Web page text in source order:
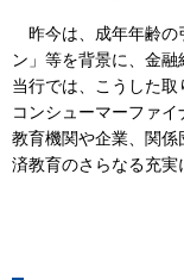
昨今は、成年年齢の
ン」等を背景に、金融
当行では、こうした
コンシューマーファイ
教育機関や企業、関
済教育のさらなる充実